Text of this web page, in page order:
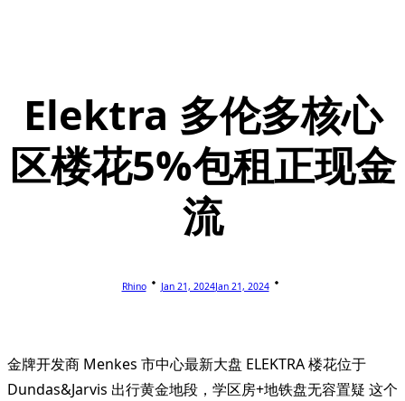
Elektra 多伦多核心
区楼花5%包租正现金
流
Rhino Jan 21, 2024Jan 21, 2024
金牌开发商 Menkes 市中心最新大盘 ELEKTRA 楼花位于
Dundas&Jarvis 出行黄金地段，学区房+地铁盘无容置疑 这个